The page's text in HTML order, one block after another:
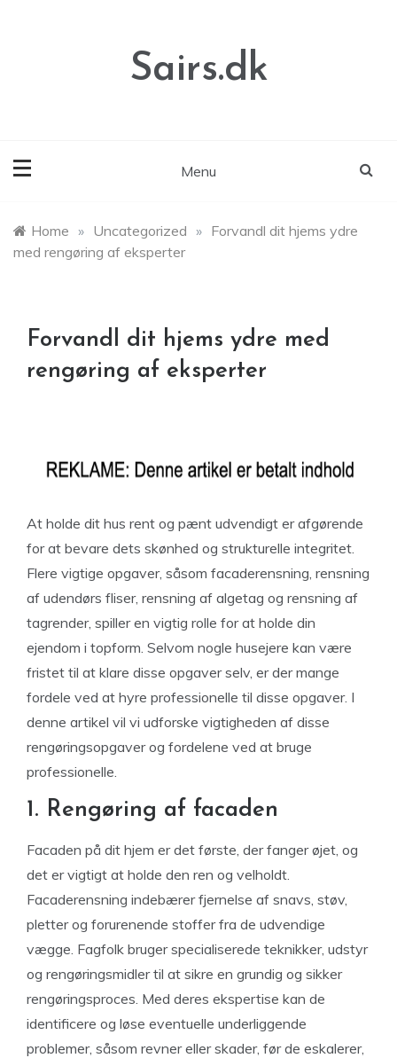
Sairs.dk
Menu
Home » Uncategorized » Forvandl dit hjems ydre
med rengøring af eksperter
Forvandl dit hjems ydre med
rengøring af eksperter
At holde dit hus rent og pænt udvendigt er afgørende
for at bevare dets skønhed og strukturelle integritet.
Flere vigtige opgaver, såsom facaderensning, rensning
af udendørs fliser, rensning af algetag og rensning af
tagrender, spiller en vigtig rolle for at holde din
ejendom i topform. Selvom nogle husejere kan være
fristet til at klare disse opgaver selv, er der mange
fordele ved at hyre professionelle til disse opgaver. I
denne artikel vil vi udforske vigtigheden af disse
rengøringsopgaver og fordelene ved at bruge
professionelle.
1. Rengøring af facaden
Facaden på dit hjem er det første, der fanger øjet, og
det er vigtigt at holde den ren og velholdt.
Facaderensning indebærer fjernelse af snavs, støv,
pletter og forurenende stoffer fra de udvendige
vægge. Fagfolk bruger specialiserede teknikker, udstyr
og rengøringsmidler til at sikre en grundig og sikker
rengøringsproces. Med deres ekspertise kan de
identificere og løse eventuelle underliggende
problemer, såsom revner eller skader, før de eskalerer,